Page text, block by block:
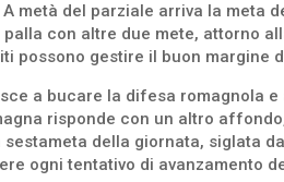
metà del parziale arriva la meta
con altre due mete, attorno
possono gestire il buon margine
a bucare la difesa romagnola
risponde con un altro
della giornata, siglata
ogni tentativo di avanzamento